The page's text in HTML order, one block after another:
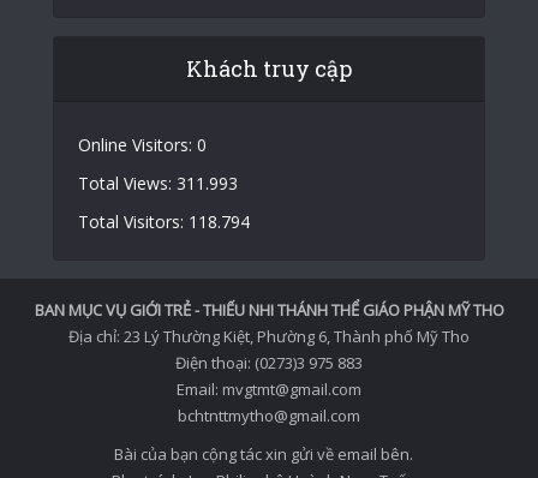
Khách truy cập
Online Visitors: 0
Total Views: 311.993
Total Visitors: 118.794
BAN MỤC VỤ GIỚI TRẺ - THIẾU NHI THÁNH THỂ GIÁO PHẬN MỸ THO
Địa chỉ: 23 Lý Thường Kiệt, Phường 6, Thành phố Mỹ Tho
Điện thoại: (0273)3 975 883
Email: mvgtmt@gmail.com
bchtnttmytho@gmail.com
Bài của bạn cộng tác xin gửi về email bên.